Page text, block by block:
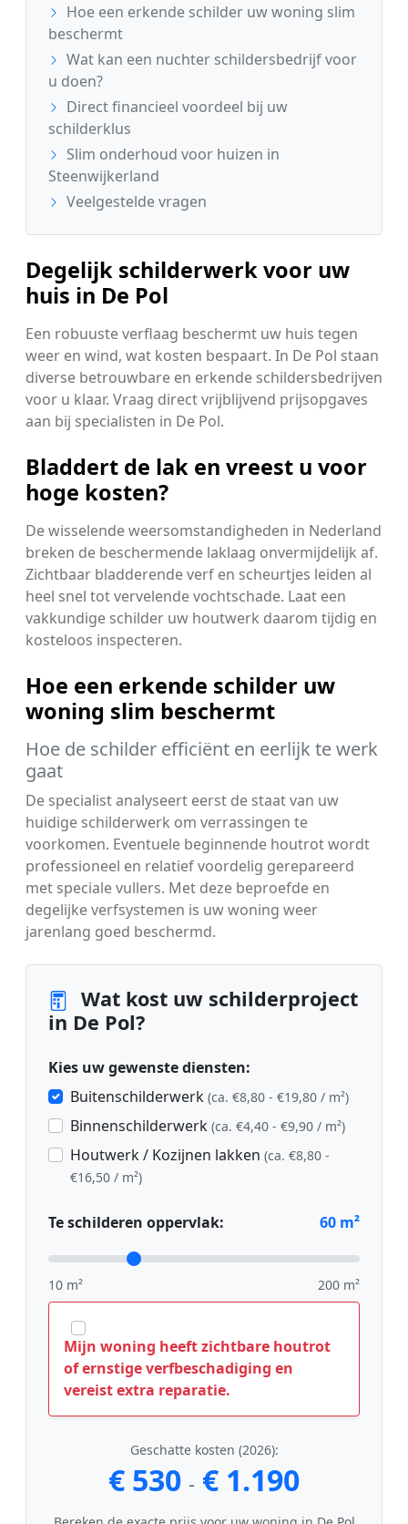
Hoe een erkende schilder uw woning slim
beschermt
Wat kan een nuchter schildersbedrijf voor
u doen?
Direct financieel voordeel bij uw
schilderklus
Slim onderhoud voor huizen in
Steenwijkerland
Veelgestelde vragen
Degelijk schilderwerk voor uw
huis in De Pol
Een robuuste verflaag beschermt uw huis tegen
weer en wind, wat kosten bespaart. In De Pol staan
diverse betrouwbare en erkende schildersbedrijven
voor u klaar. Vraag direct vrijblijvend prijsopgaves
aan bij specialisten in De Pol.
Bladdert de lak en vreest u voor
hoge kosten?
De wisselende weersomstandigheden in Nederland
breken de beschermende laklaag onvermijdelijk af.
Zichtbaar bladderende verf en scheurtjes leiden al
heel snel tot vervelende vochtschade. Laat een
vakkundige schilder uw houtwerk daarom tijdig en
kosteloos inspecteren.
Hoe een erkende schilder uw
woning slim beschermt
Hoe de schilder efficiënt en eerlijk te werk
gaat
De specialist analyseert eerst de staat van uw
huidige schilderwerk om verrassingen te
voorkomen. Eventuele beginnende houtrot wordt
professioneel en relatief voordelig gerepareerd
met speciale vullers. Met deze beproefde en
degelijke verfsystemen is uw woning weer
jarenlang goed beschermd.
Wat kost uw schilderproject
in De Pol?
Kies uw gewenste diensten:
Buitenschilderwerk (ca. €8,80 - €19,80 / m²)
Binnenschilderwerk (ca. €4,40 - €9,90 / m²)
Houtwerk / Kozijnen lakken (ca. €8,80 -
€16,50 / m²)
Te schilderen oppervlak: 60 m²
10 m² 200 m²
Mijn woning heeft zichtbare houtrot
of ernstige verfbeschadiging en
vereist extra reparatie.
Geschatte kosten (2026):
€ 530 - € 1.190